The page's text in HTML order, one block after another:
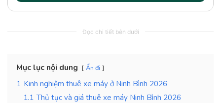
Đọc chi tiết bên dưới
Mục lục nội dung Ẩn đi
1 Kinh nghiệm thuê xe máy ở Ninh Bình 2026
1.1 Thủ tục và giá thuê xe máy Ninh Bình 2026